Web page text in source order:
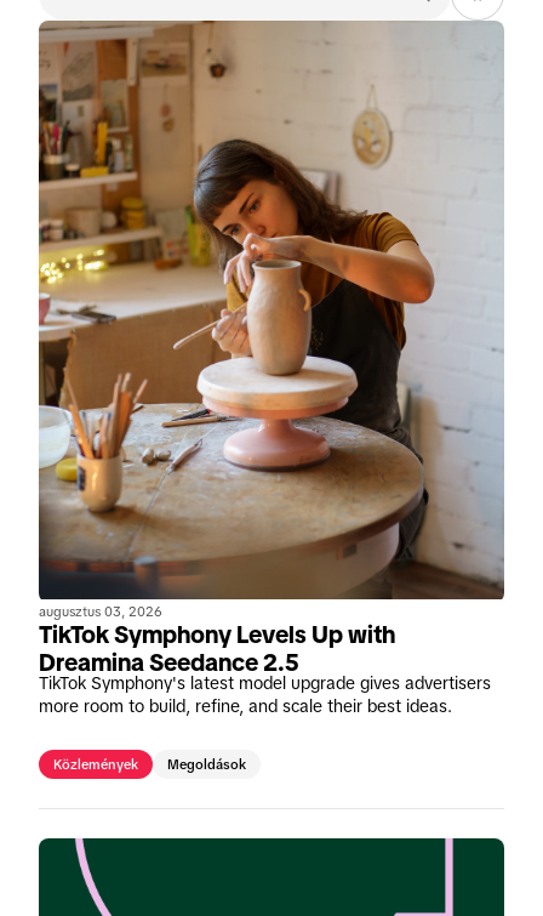
augusztus 03, 2026
TikTok Symphony Levels Up with
Dreamina Seedance 2.5
TikTok Symphony's latest model upgrade gives advertisers
more room to build, refine, and scale their best ideas.
Közlemények Megoldások